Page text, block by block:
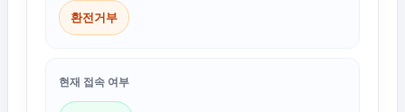
환전거부
현재 접속 여부